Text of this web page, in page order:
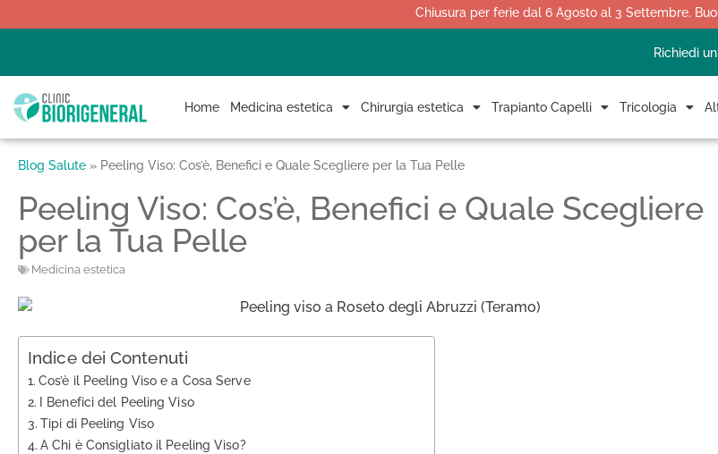
Chiusura per ferie dal 6 Agosto al 3 Settembre.
Richiedi
Home Medicina estetica Chirurgia estetica Trapianto Capelli Tricologia
Blog Salute » Peeling Viso: Cos’è, Benefici e Quale Scegliere per la Tua Pelle
Peeling Viso: Cos’è, Benefici e Quale Scegliere
per la Tua Pelle
Medicina estetica
Indice dei Contenuti
Cos’è il Peeling Viso e a Cosa Serve
I Benefici del Peeling Viso
Tipi di Peeling Viso
A Chi è Consigliato il Peeling Viso?